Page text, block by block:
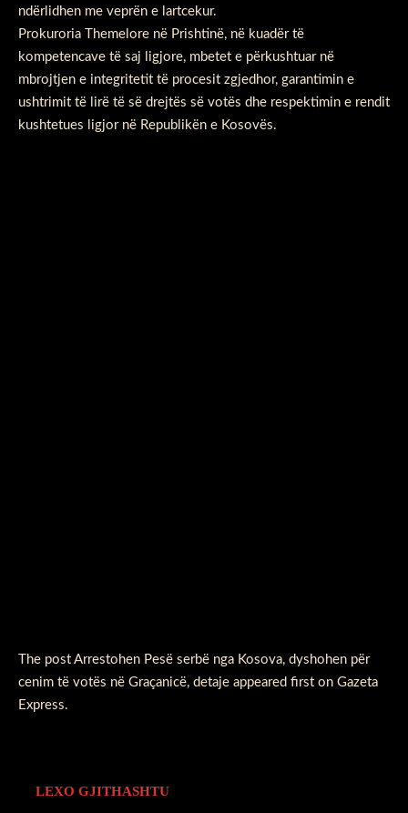
ndërlidhen me veprën e lartcekur.
Prokuroria Themelore në Prishtinë, në kuadër të
kompetencave të saj ligjore, mbetet e përkushtuar në
mbrojtjen e integritetit të procesit zgjedhor, garantimin e
ushtrimit të lirë të së drejtës së votës dhe respektimin e rendit
kushtetues ligjor në Republikën e Kosovës.
The post Arrestohen Pesë serbë nga Kosova, dyshohen për
cenim të votës në Graçanicë, detaje appeared first on Gazeta
Express.
LEXO GJITHASHTU